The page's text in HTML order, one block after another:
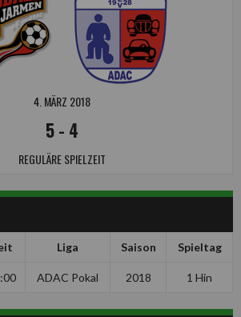
4. MÄRZ 2018
5- 4
REGULÄRE SPIELZEIT
Liga Saison Spieltag
ADAC Pokal 2018 1 Hin